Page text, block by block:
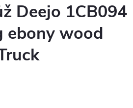
Deejo 1CB094
ebony wood